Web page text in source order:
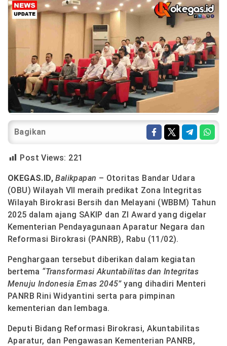
Bagikan
Post Views: 221
OKEGAS.ID,Balikpapan – Otoritas Bandar Udara
(OBU) Wilayah VII meraih predikat Zona Integritas
Wilayah Birokrasi Bersih dan Melayani (WBBM) Tahun
2025 dalam ajang SAKIP dan ZI Award yang digelar
Kementerian Pendayagunaan Aparatur Negara dan
Reformasi Birokrasi (PANRB), Rabu (11/02).
Penghargaan tersebut diberikan dalam kegiatan
bertema “Transformasi Akuntabilitas dan Integritas
Menuju Indonesia Emas 2045”yang dihadiri Menteri
PANRB Rini Widyantini serta para pimpinan
kementerian dan lembaga.
Deputi Bidang Reformasi Birokrasi, Akuntabilitas
Aparatur, dan Pengawasan Kementerian PANRB,